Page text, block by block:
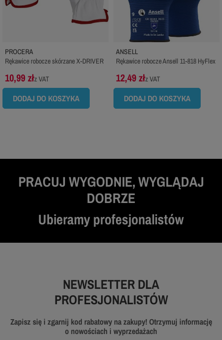
PROCERA
Rękawice robocze skórzane X-DRIVER
10,99 złz VAT
DODAJ DO KOSZYKA
ANSELL
Rękawice robocze Ansell 11-818 HyFlex
12,49 złz VAT
DODAJ DO KOSZYKA
PRACUJ WYGODNIE, WYGLĄDAJ
DOBRZE
Ubieramy profesjonalistów
NEWSLETTER DLA
PROFESJONALISTÓW
Zapisz się i zgarnij kod rabatowy na zakupy! Otrzymuj informację
o nowościach i wyprzedażach